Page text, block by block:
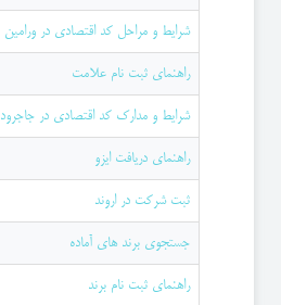
شرایط و مراحل کد اقتصادی در ورامین
راهنمای ثبت نام علامت
شرایط و مدارک کد اقتصادی در جاجرود
راهنمای دریافت ایزو
ثبت شرکت در اروند
جستجوی برند های آماده
راهنمای ثبت نام برند